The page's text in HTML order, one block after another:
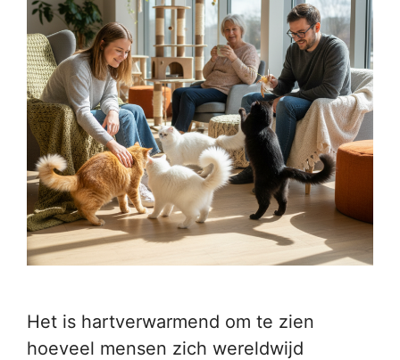
Het is hartverwarmend om te zien
hoeveel mensen zich wereldwijd